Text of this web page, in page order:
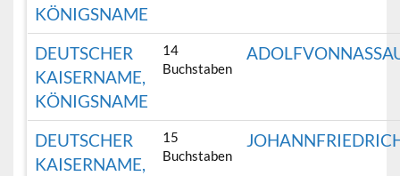
KÖNIGSNAME
DEUTSCHER
KAISERNAME,
KÖNIGSNAME
14
Buchstaben
DEUTSCHER
KAISERNAME,
15
Buchstaben